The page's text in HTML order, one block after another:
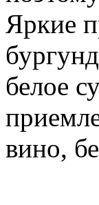
Яркие
белое
вино,